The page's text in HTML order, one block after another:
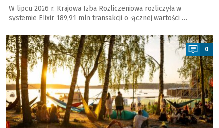
W lipcu 2026 r. Krajowa Izba Rozliczeniowa rozliczyła w
systemie Elixir 189,91 mln transakcji o łącznej wartości …
a
0